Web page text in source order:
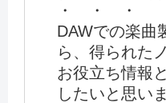
・ ・ ・
DAWでの楽曲
ら、得られた
お役立ち情報
したいと思い